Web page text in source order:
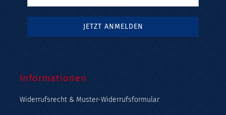
Informationen
Widerrufsrecht & Muster-Widerrufsformular